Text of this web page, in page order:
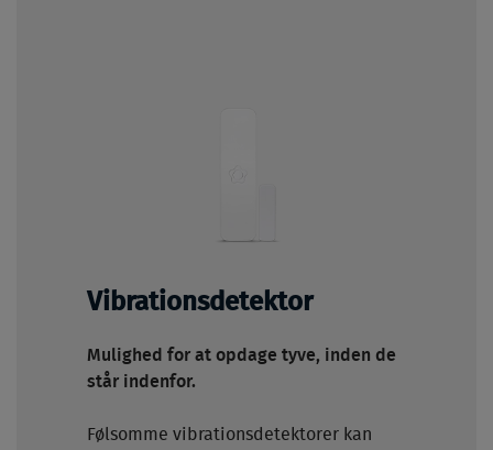
Vibrationsdetektor
Mulighed for at opdage tyve, inden de
står indenfor.
Følsomme vibrationsdetektorer kan